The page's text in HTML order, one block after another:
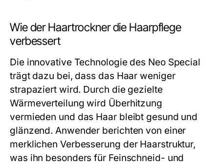
Wie der Haartrockner die Haarpflege
verbessert
Die innovative Technologie des Neo Special
trägt dazu bei, dass das Haar weniger
strapaziert wird. Durch die gezielte
Wärmeverteilung wird Überhitzung
vermieden und das Haar bleibt gesund und
glänzend. Anwender berichten von einer
merklichen Verbesserung der Haarstruktur,
was ihn besonders für Feinschneid- und